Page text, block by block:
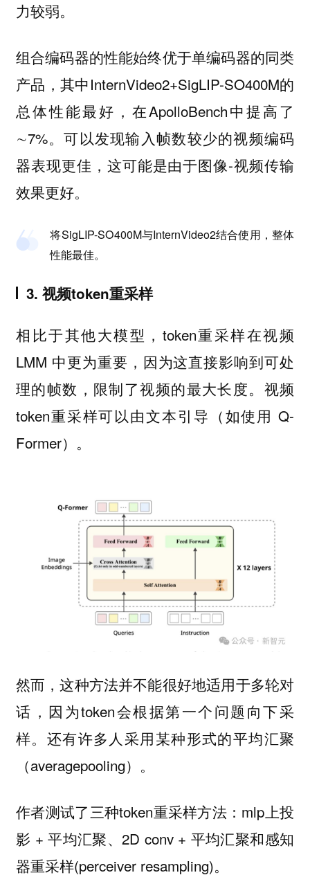
力较弱。
组合编码器的性能始终优于单编码器的同类
产品，其中InternVideo2+SigLIP-SO400M的
总体性能最好，在ApolloBench中提高了
∼7%。可以发现输入帧数较少的视频编码
器表现更佳，这可能是由于图像-视频传输
效果更好。
将SigLIP-SO400M与InternVideo2结合使用，整体
性能最佳。
3. 视频token重采样
相比于其他大模型，token重采样在视频
LMM 中更为重要，因为这直接影响到可处
理的帧数，限制了视频的最大长度。视频
token重采样可以由文本引导（如使用 Q-
Former）。
然而，这种方法并不能很好地适用于多轮对
话，因为token会根据第一个问题向下采
样。还有许多人采用某种形式的平均汇聚
（averagepooling）。
作者测试了三种token重采样方法：mlp上投
影 + 平均汇聚、2D conv + 平均汇聚和感知
器重采样(perceiver resampling)。